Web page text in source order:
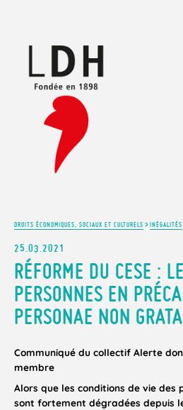
DROITS ÉCONOMIQUES, SOCIAUX ET CULTURELS >INÉGALITÉS
25.03.2021
RÉFORME DU CESE :
PERSONNES EN
PERSONAE NON
Communiqué du collectif Alerte
membre
Alors que les conditions de vie des
sont fortement dégradées depuis